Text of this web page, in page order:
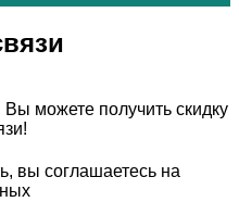
можете получить скидку
вы соглашаетесь на